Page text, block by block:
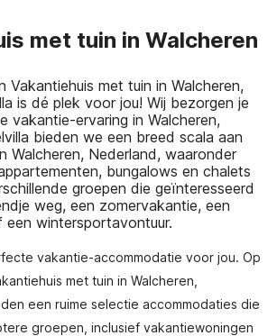
met tuin in Walcheren
Vakantiehuis met tuin in Walcheren,
is dé plek voor jou! Wij bezorgen je
vakantie-ervaring in Walcheren,
bieden we een breed scala aan
Walcheren, Nederland, waaronder
bungalows en chalets
groepen die geïnteresseerd
weg, een zomervakantie, een
wintersportavontuur.
vakantie-accommodatie voor jou. Op
met tuin in Walcheren,
een ruime selectie accommodaties die
groepen, inclusief vakantiewoningen